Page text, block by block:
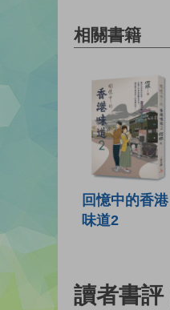
相關書籍
回憶中的香港
味道2
讀者書評